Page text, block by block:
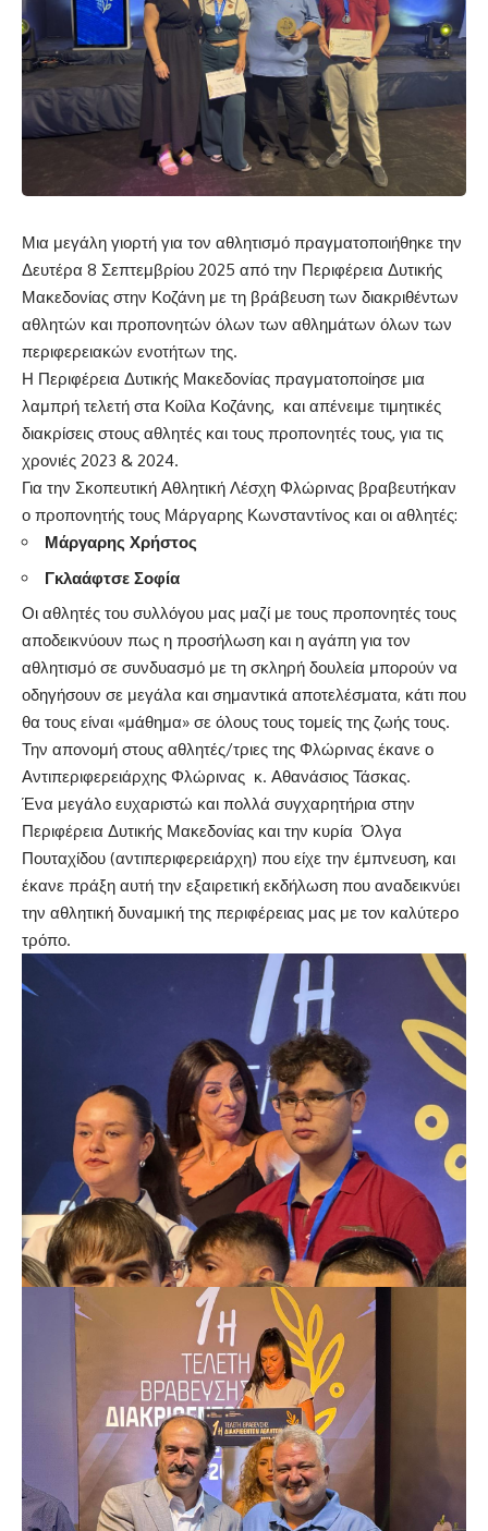
Μια μεγάλη γιορτή για τον αθλητισμό πραγματοποιήθηκε την
Δευτέρα 8 Σεπτεμβρίου 2025 από την Περιφέρεια Δυτικής
Μακεδονίας στην Κοζάνη με τη βράβευση των διακριθέντων
αθλητών και προπονητών όλων των αθλημάτων όλων των
περιφερειακών ενοτήτων της.
Η Περιφέρεια Δυτικής Μακεδονίας πραγματοποίησε μια
λαμπρή τελετή στα Κοίλα Κοζάνης, και απένειμε τιμητικές
διακρίσεις στους αθλητές και τους προπονητές τους, για τις
χρονιές 2023 & 2024.
Για την Σκοπευτική Αθλητική Λέσχη Φλώρινας βραβευτήκαν
ο προπονητής τους Μάργαρης Κωνσταντίνος και οι αθλητές:
Μάργαρης Χρήστος
Γκλαάφτσε Σοφία
Οι αθλητές του συλλόγου μας μαζί με τους προπονητές τους
αποδεικνύουν πως η προσήλωση και η αγάπη για τον
αθλητισμό σε συνδυασμό με τη σκληρή δουλεία μπορούν να
οδηγήσουν σε μεγάλα και σημαντικά αποτελέσματα, κάτι που
θα τους είναι «μάθημα» σε όλους τους τομείς της ζωής τους.
Την απονομή στους αθλητές/τριες της Φλώρινας έκανε ο
Αντιπεριφερειάρχης Φλώρινας κ. Αθανάσιος Τάσκας.
Ένα μεγάλο ευχαριστώ και πολλά συγχαρητήρια στην
Περιφέρεια Δυτικής Μακεδονίας και την κυρία Όλγα
Πουταχίδου (αντιπεριφερειάρχη) που είχε την έμπνευση, και
έκανε πράξη αυτή την εξαιρετική εκδήλωση που αναδεικνύει
την αθλητική δυναμική της περιφέρειας μας με τον καλύτερο
τρόπο.